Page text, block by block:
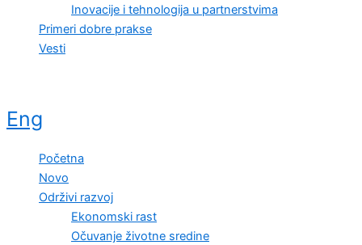
Inovacije i tehnologija u partnerstvima
Primeri dobre prakse
Vesti
Eng
Početna
Novo
Održivi razvoj
Ekonomski rast
Očuvanje životne sredine